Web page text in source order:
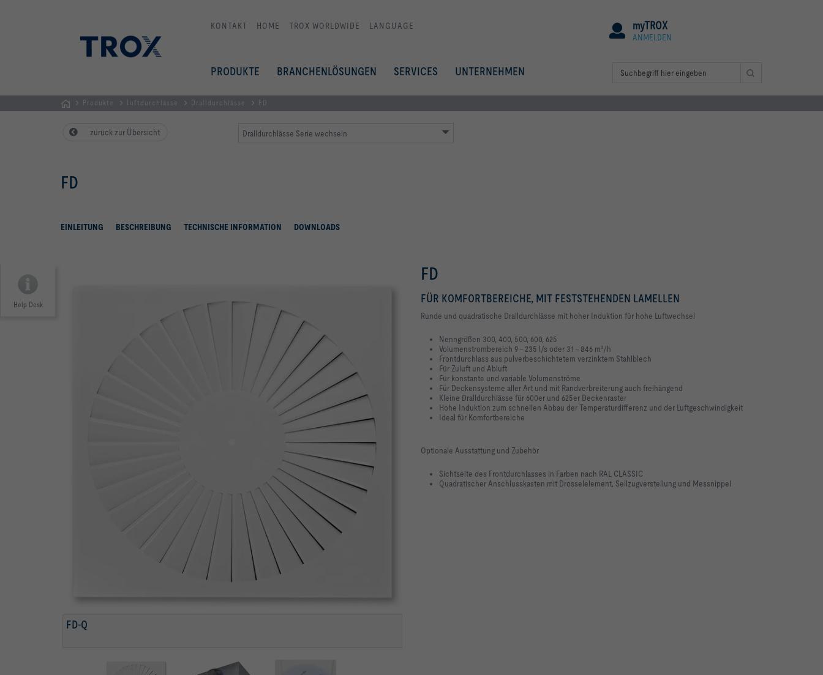
KONTAKT HOME TROX WORLDWIDE LANGUAGE myTROX
ANMELDEN
PRODUKTE BRANCHENLÖSUNGEN SERVICES UNTERNEHMEN
Produkte Luftdurchlässe Dralldurchlässe FD
zurück zur Übersicht Dralldurchlässe Serie wechseln
FD
EINLEITUNG BESCHREIBUNG TECHNISCHE INFORMATION DOWNLOADS
Help Desk
FD-Q
ANSCHLUSSKASTEN MIT DROSSELELEMENT UND QUADRATISCHEM
DRALLFÖRMIGE, HORIZONTALE LUFTFÜHRUNG
FD
FÜR KOMFORTBEREICHE, MIT FESTSTEHENDEN LAMELLEN
Runde und quadratische Dralldurchlässe mit hoher Induktion für hohe Luftwechsel
Nenngrößen 300, 400, 500, 600, 625
Volumenstrombereich 9 – 235 l/s oder 31 – 846 m³/h
Frontdurchlass aus pulverbeschichtetem verzinktem Stahlblech
Für Zuluft und Abluft
Für konstante und variable Volumenströme
Für Deckensysteme aller Art und mit Randverbreiterung auch freihängend
Kleine Dralldurchlässe für 600er und 625er Deckenraster
Hohe Induktion zum schnellen Abbau der Temperaturdifferenz und der Luftgeschwindigkeit
Ideal für Komfortbereiche
Optionale Ausstattung und Zubehör
Sichtseite des Frontdurchlasses in Farben nach RAL CLASSIC
Quadratischer Anschlusskasten mit Drosselelement, Seilzugverstellung und Messnippel